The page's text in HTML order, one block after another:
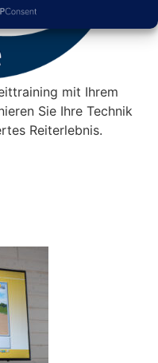
mit Ihrem
Sie Ihre Technik
Reiterlebnis.